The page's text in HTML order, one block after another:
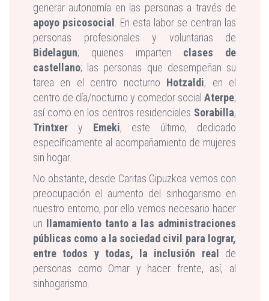
generar autonomía en las personas a través de
apoyo psicosocial . En esta labor se centran las
personas profesionales y voluntarias de
Bidelagun; quienes imparten clases de
castellano; las personas que desempeñan su
tarea en el centro nocturno Hotzaldi; en el
centro de día/nocturno y comedor social Aterpe;
así como en los centros residenciales Sorabilla,
Trintxer y Emeki, este último, dedicado
específicamente al acompañamiento de mujeres
sin hogar.
No obstante, desde Caritas Gipuzkoa vemos con
preocupación el aumento del sinhogarismo en
nuestro entorno, por ello vemos necesario hacer
un
llamamiento tanto a las administraciones
públicas como a la sociedad civil para lograr,
entre todos y todas, la inclusión real de
personas como Omar y hacer frente, así, al
sinhogarismo.